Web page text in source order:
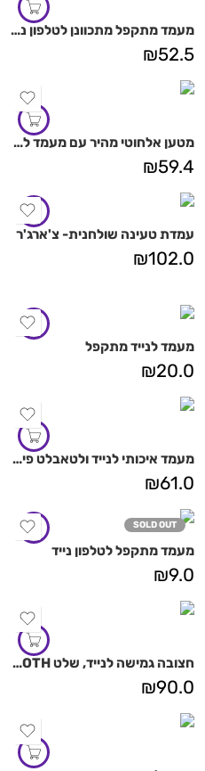
מעמד מתקפל מתכוונן לטלפון נייד וטאבלט
₪52.5
מטען אלחוטי מהיר עם מעמד לעטים – קויוס
₪59.4
עמדת טעינה שולחנית- צ'ארג'ר
₪102.0
מעמד לנייד מתקפל
₪20.0
מעמד איכותי לנייד ולטאבלט פיקס
₪61.0
SOLD OUT
מעמד מתקפל לטלפון נייד
₪9.0
חצובה גמישה לנייד, שלט BLUETOOTH כלול
₪90.0